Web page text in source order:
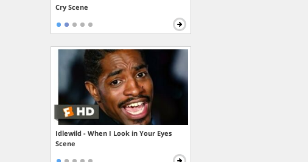
Cry Scene
Idlewild - When I Look in Your Eyes
Scene